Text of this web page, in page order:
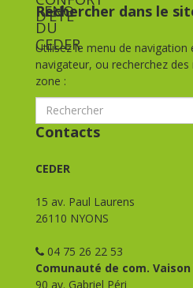
Rechercher dans le
Utilisez le menu de navigation
navigateur, ou recherchez
zone :
Contacts
CEDER
15 av. Paul Laurens
26110 NYONS
04 75 26 22 53
Comunauté de com.
90 av. Gabriel Péri